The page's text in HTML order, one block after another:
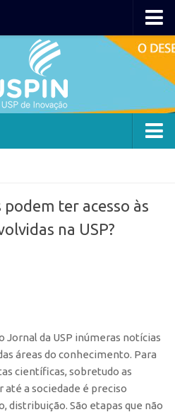
podem ter acesso às
na USP?
Jornal da USP inúmeras notícias
áreas do conhecimento. Para
científicas, sobretudo as
até a sociedade é preciso
distribuição. São etapas que não